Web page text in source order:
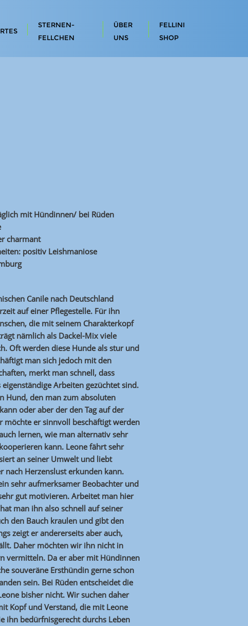
STERNEN-
FELLCHEN
ÜBER
UNS
FELLINI
SHOP
mit Hündinnen/ bei Rüden
charmant
positiv Leishmaniose
Canile nach Deutschland
auf einer Pflegestelle. Für ihn
die mit seinem Charakterkopf
nämlich als Dackel-Mix viele
Oft werden diese Hunde als stur und
man sich jedoch mit den
merkt man schnell, dass
Arbeiten gezüchtet sind.
Hund, den man zum absoluten
oder aber der den Tag auf der
möchte er sinnvoll beschäftigt werden
lernen, wie man alternativ sehr
kann. Leone fährt sehr
an seiner Umwelt und liebt
nach Herzenslust erkunden kann.
sehr aufmerksamer Beobachter und
gut motivieren. Arbeitet man hier
man ihn also schnell auf seiner
den Bauch kraulen und gibt den
zeigt er andererseits aber auch,
Daher möchten wir ihn nicht in
vermitteln. Da er aber mit Hündinnen
souveräne Ersthündin gerne schon
sein. Bei Rüden entscheidet die
bisher nicht. Wir suchen daher
Kopf und Verstand, die mit Leone
ihn bedürfnisgerecht durchs Leben